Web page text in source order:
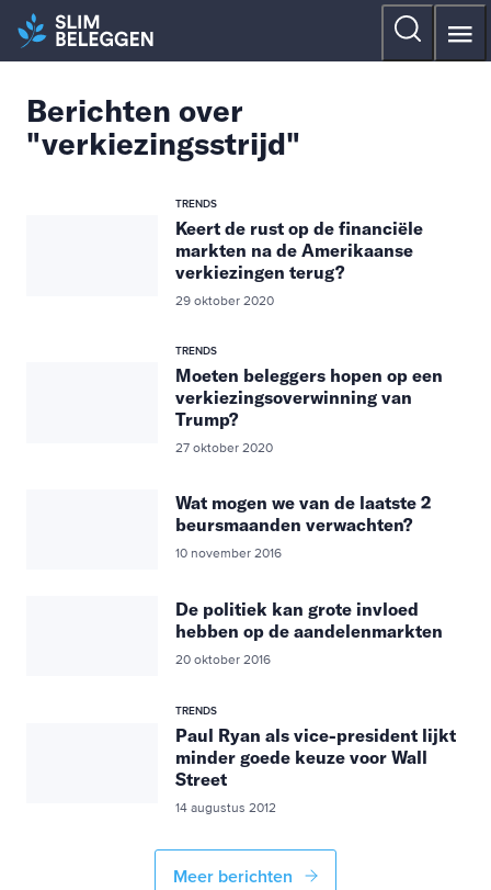
Berichten over
"verkiezingsstrijd"
TRENDS
Keert de rust op de financiële
markten na de Amerikaanse
verkiezingen terug?
29 oktober 2020
TRENDS
Moeten beleggers hopen op een
verkiezingsoverwinning van
Trump?
27 oktober 2020
Wat mogen we van de laatste 2
beursmaanden verwachten?
10 november 2016
De politiek kan grote invloed
hebben op de aandelenmarkten
20 oktober 2016
TRENDS
Paul Ryan als vice-president lijkt
minder goede keuze voor Wall
Street
14 augustus 2012
Meer berichten